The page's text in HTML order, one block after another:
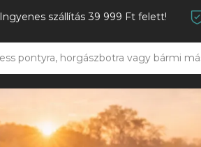
Ingyenes szállítás 39 999 Ft felett!